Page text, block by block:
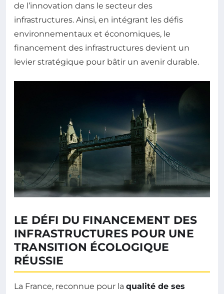
de l’innovation dans le secteur des
infrastructures. Ainsi, en intégrant les défis
environnementaux et économiques, le
financement des infrastructures devient un
levier stratégique pour bâtir un avenir durable.
LE DÉFI DU FINANCEMENT DES
INFRASTRUCTURES POUR UNE
TRANSITION ÉCOLOGIQUE
RÉUSSIE
La France, reconnue pour la qualité de ses